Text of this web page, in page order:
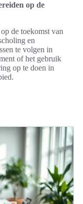
op de
de toekomst van
en
te volgen in
of het gebruik
op te doen in